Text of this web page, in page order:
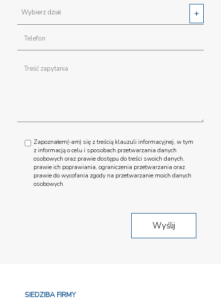
Zapoznałem(-am) się z treścią klauzuli informacyjnej, w tym
z informacją o celu i sposobach przetwarzania danych
osobowych oraz prawie dostępu do treści swoich danych,
prawie ich poprawiania, ograniczenia przetwarzania oraz
prawie do wycofania zgody na przetwarzanie moich danych
osobowych.
SIEDZIBA FIRMY